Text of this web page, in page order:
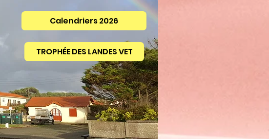
Calendriers 2026
TROPHÉE DES LANDES VET